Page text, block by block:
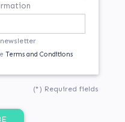
Terms and Conditions
(*) Required fields